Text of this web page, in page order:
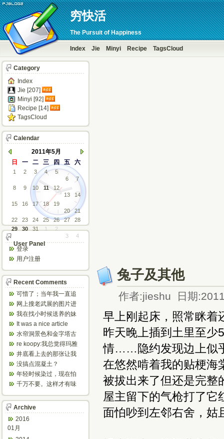
穷快活
The Pursuit of Happiness
Index Jie Minyi Recipe TagsCloud
兔子及其他
作者:jieshu 日期
早上刚起床，照常眯着
昨天晚上插到土里至少
情……隐约发现边上似
在悠然啃着我的贴梗海
被拔出来了但还是完
屋主留下的气枪打了它
面怕吵到左邻右舍，
Category
Index
Jie [207]
Minyi [92]
Recipe [14]
TagsCloud
Calendar
2011年5月
日
一 二 三 四 五 六
1 2 3 4
5
6
7
8
9 10 11
12
13
14
15
16 17 18
19
20
21
22
23 24 25 26 27
28
29
30 31 1
2
3
4
User Panel
登录
用户注册
Recent Comments
可惜了；当年我一直追
着这个，看博主夫妇一
步步在多伦...
网上搜老武展的图片进
来了，一晃是你十年前
的帖子，时...
我在找小时候送养的妹
妹，有人QQ找我说找到
了匹配的...
It was a nice article
and...
水帘洞景色和金字塔古
迹都不错。
re koopy:我总觉得玛雅
人见过外星人。不然哪...
井底看上去的那张让我
想起了蝙蝠侠。。下棋
那张会不会...
没搞点混凝土？
年轻时候染过，现在怕
伤头发不敢染了。不过
千万不要。这样才有味
气场。
Archive
2016
01月